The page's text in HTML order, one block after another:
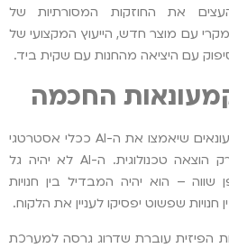
את החוזקות המסורתיות של
עם מוצר חדש, הייעוץ המקצועי של
עם היציאה מהחנות עם שקית ביד.
החכמה
השנים הקרובות יפרידו בין קמעונאים שיאמצו את ה-AI ככלי אסטרטגי
לצמיחה, לבין אלו שיראו בו רק הוצאה טכנולוגית. ה-AI לא יהיה גל
– הוא יהיה המבדיל בין חנויות
חנויות שפשוט יפסיקו לעניין את הלקוח.
הפיזית עוברת שדרוג גרסה למערכת